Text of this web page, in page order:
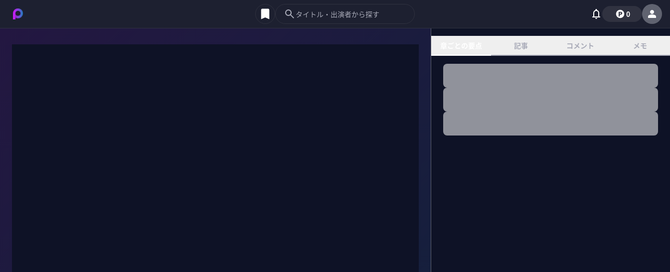
0
記事 コメント メモ